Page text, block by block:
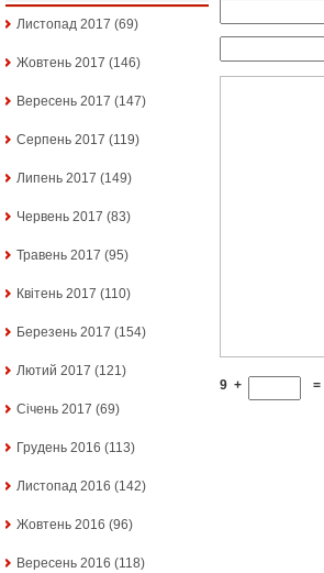
Листопад 2017 (69)
Жовтень 2017 (146)
Вересень 2017 (147)
Серпень 2017 (119)
Липень 2017 (149)
Червень 2017 (83)
Травень 2017 (95)
Квітень 2017 (110)
Березень 2017 (154)
Лютий 2017 (121)
Січень 2017 (69)
Грудень 2016 (113)
Листопад 2016 (142)
Жовтень 2016 (96)
Вересень 2016 (118)
9 + =